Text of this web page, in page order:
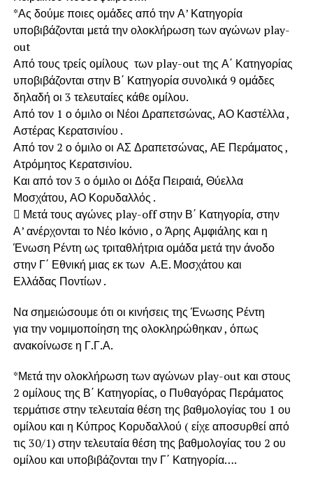
*Ας δούμε ποιες ομάδες από την Α’ Κατηγορία
υποβιβάζονται μετά την ολοκλήρωση των αγώνων play-
out
Από τους τρείς ομίλους των play-out της Α΄ Κατηγορίας
υποβιβάζονται στην Β΄ Κατηγορία συνολικά 9 ομάδες
δηλαδή οι 3 τελευταίες κάθε ομίλου.
Από τον 1 ο όμιλο οι Νέοι Δραπετσώνας, ΑΟ Καστέλλα ,
Αστέρας Κερατσινίου .
Από τον 2 ο όμιλο οι ΑΣ Δραπετσώνας, ΑΕ Περάματος ,
Ατρόμητος Κερατσινίου.
Και από τον 3 ο όμιλο οι Δόξα Πειραιά, Θύελλα
Μοσχάτου, ΑΟ Κορυδαλλός .
 Μετά τους αγώνες play-off στην Β΄ Κατηγορία, στην
Α’ ανέρχονται το Νέο Ικόνιο , ο Άρης Αμφιάλης και η
Ένωση Ρέντη ως τριταθλήτρια ομάδα μετά την άνοδο
στην Γ΄ Εθνική μιας εκ των Α.Ε. Μοσχάτου και
Ελλάδας Ποντίων .
Να σημειώσουμε ότι οι κινήσεις της Ένωσης Ρέντη
για την νομιμοποίηση της ολοκληρώθηκαν , όπως
ανακοίνωσε η Γ.Γ.Α.
*Μετά την ολοκλήρωση των αγώνων play-out και στους
2 ομίλους της Β΄ Κατηγορίας, ο Πυθαγόρας Περάματος
τερμάτισε στην τελευταία θέση της βαθμολογίας του 1 ου
ομίλου και η Κύπρος Κορυδαλλού ( είχε αποσυρθεί από
τις 30/1) στην τελευταία θέση της βαθμολογίας του 2 ου
ομίλου και υποβιβάζονται την Γ΄ Κατηγορία….